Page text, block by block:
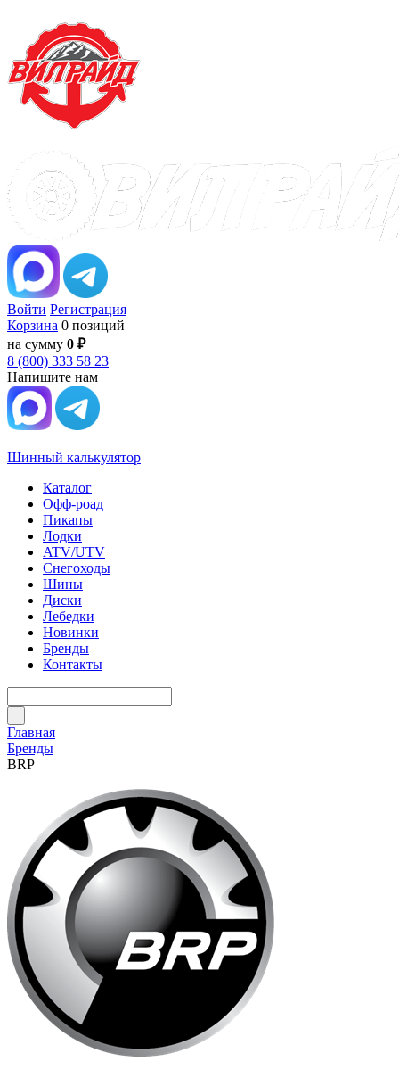
Войти Регистрация
Корзина 0 позиций
на сумму 0 ₽
8 (800) 333 58 23
Напишите нам
Шинный калькулятор
Каталог
Офф-роад
Пикапы
Лодки
ATV/UTV
Снегоходы
Шины
Диски
Лебедки
Новинки
Бренды
Контакты
Главная
Бренды
BRP